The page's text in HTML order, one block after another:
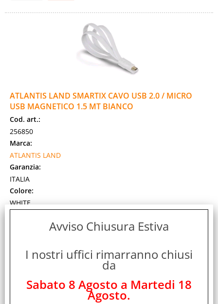
ATLANTIS LAND SMARTIX CAVO USB 2.0 / MICRO
USB MAGNETICO 1.5 MT BIANCO
Cod. art.:
256850
Marca:
ATLANTIS LAND
Garanzia:
ITALIA
Colore:
WHITE
8026974016863
P019-UMC-WT-1.5
Atlantis SMARTIX cavo USB-2.0 A/Micro_B - M/M: Cavo USB-
1,5 mt. Contatti magnetici. Colore [...]
Avviso Chiusura Estiva
I nostri uffici rimarranno chiusi
da
Sabato 8 Agosto a Martedi 18
Agosto.